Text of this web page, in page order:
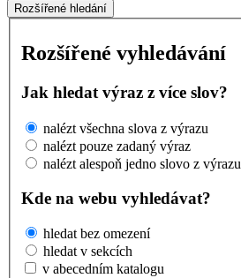
Rozšířené hledání
Rozšířené vyhledávání
Jak hledat výraz z více slov?
nalézt všechna slova z výrazu
nalézt pouze zadaný výraz
nalézt alespoň jedno slovo z výrazu
Kde na webu vyhledávat?
hledat bez omezení
hledat v sekcích
v abecedním katalogu